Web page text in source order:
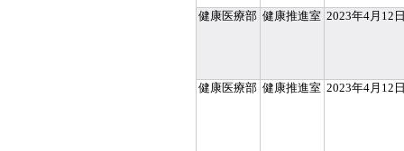
健康医療部 健康推進室 2023年4月12
健康医療部 健康推進室 2023年4月12